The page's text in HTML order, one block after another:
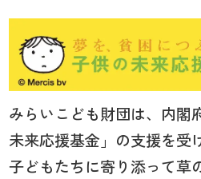
みらいこども財団は、内閣
未来応援基金」の支援を受
子どもたちに寄り添って草